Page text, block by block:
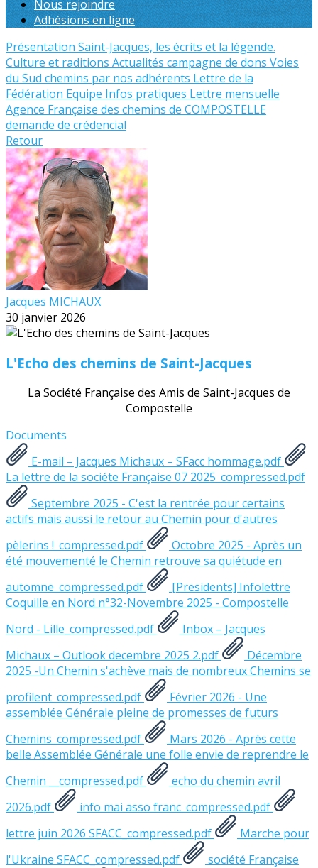
Nous rejoindre
Adhésions en ligne
Présentation Saint-Jacques, les écrits et la légende.
Culture et raditions Actualités campagne de dons Voies
du Sud chemins par nos adhérents Lettre de la
Fédération Equipe Infos pratiques Lettre mensuelle
Agence Française des chemins de COMPOSTELLE
demande de crédencial
Retour
Jacques MICHAUX
30 janvier 2026
L'Echo des chemins de Saint-Jacques
La Société Française des Amis de Saint-Jacques de
Compostelle
Documents
E-mail – Jacques Michaux – SFacc hommage.pdf
La lettre de la sociéte Française 07 2025_compressed.pdf
Septembre 2025 - C'est la rentrée pour certains
actifs mais aussi le retour au Chemin pour d'autres
pèlerins !_compressed.pdf
Octobre 2025 - Après un
été mouvementé le Chemin retrouve sa quiétude en
automne_compressed.pdf
[Presidents] Infolettre
Coquille en Nord n°32-Novembre 2025 - Compostelle
Nord - Lille_compressed.pdf
Inbox – Jacques
Michaux – Outlook decembre 2025 2.pdf
Décembre
2025 -Un Chemin s'achève mais de nombreux Chemins se
profilent_compressed.pdf
Février 2026 - Une
assemblée Générale pleine de promesses de futurs
Chemins_compressed.pdf
Mars 2026 - Après cette
belle Assemblée Générale une folle envie de reprendre le
Chemin __compressed.pdf
echo du chemin avril
2026.pdf
info mai asso franc_compressed.pdf
lettre juin 2026 SFACC_compressed.pdf
Marche pour
l'Ukraine SFACC_compressed.pdf
société Française